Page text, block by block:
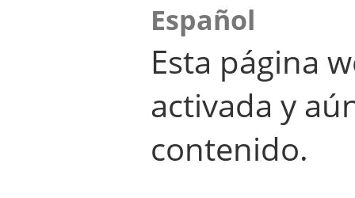
Español
Esta página
activada y
contenido.